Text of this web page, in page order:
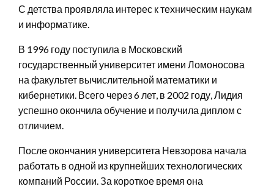
С детства проявляла интерес к техническим наукам
и информатике.
В 1996 году поступила в Московский
государственный университет имени Ломоносова
на факультет вычислительной математики и
кибернетики. Всего через 6 лет, в 2002 году, Лидия
успешно окончила обучение и получила диплом с
отличием.
После окончания университета Невзорова начала
работать в одной из крупнейших технологических
компаний России. За короткое время она